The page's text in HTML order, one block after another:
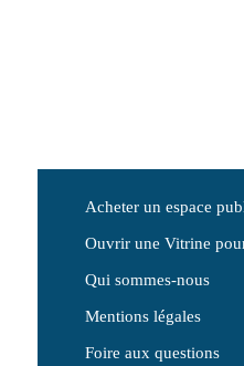
Acheter un espace
Ouvrir une Vitrine
Qui sommes-nous
Mentions légales
Foire aux questions